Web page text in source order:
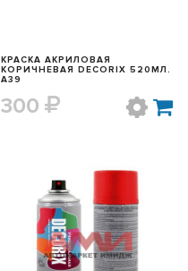
КРАСКА АКРИЛОВАЯ
КОРИЧНЕВАЯ DECORIX 520МЛ.
A39
300
БЫСТРЫЙ ПРОСМОТР